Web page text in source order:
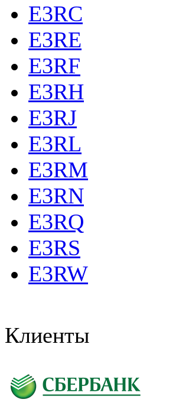
E3RC
E3RE
E3RF
E3RH
E3RJ
E3RL
E3RM
E3RN
E3RQ
E3RS
E3RW
Клиенты